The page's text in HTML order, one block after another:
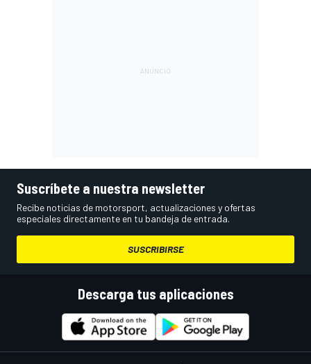
Suscríbete a nuestra newsletter
Recibe noticias de motorsport, actualizaciones y ofertas
especiales directamente en tu bandeja de entrada.
SUSCRIBIRSE
Descarga tus aplicaciones